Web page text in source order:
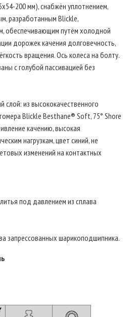
200 мм), снабжён уплотнением,
разработанным Blickle,
обеспечивающим путём холодной
дорожек качения долговечность,
вращения. Ось колеса на болту.
с голубой пассивацией без
слой: из высококачественного
Blickle Besthane® Soft, 75° Shore
качению, высокая
нагрузкам, цвет синий, не
изменений на контактных
под давлением из сплава
запрессованных шарикоподшипника.